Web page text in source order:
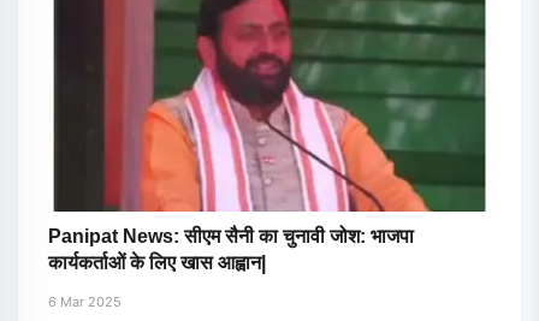
Panipat News: सीएम सैनी का चुनावी जोश: भाजपा
कार्यकर्ताओं के लिए खास आह्वान|
6 Mar 2025